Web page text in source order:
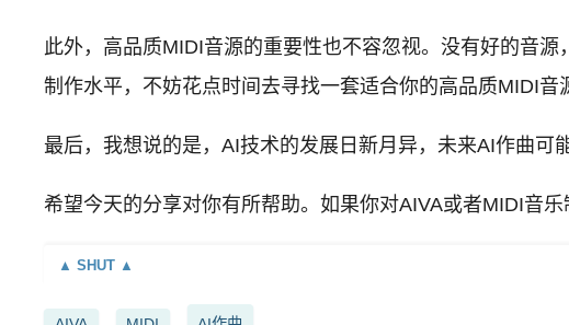
此外，高品质MIDI音源的重要性也不容忽视。没有好的音
制作水平，不妨花点时间去寻找一套适合你的高品质MIDI音
最后，我想说的是，AI技术的发展日新月异，未来AI作曲可
希望今天的分享对你有所帮助。如果你对AIVA或者MIDI音